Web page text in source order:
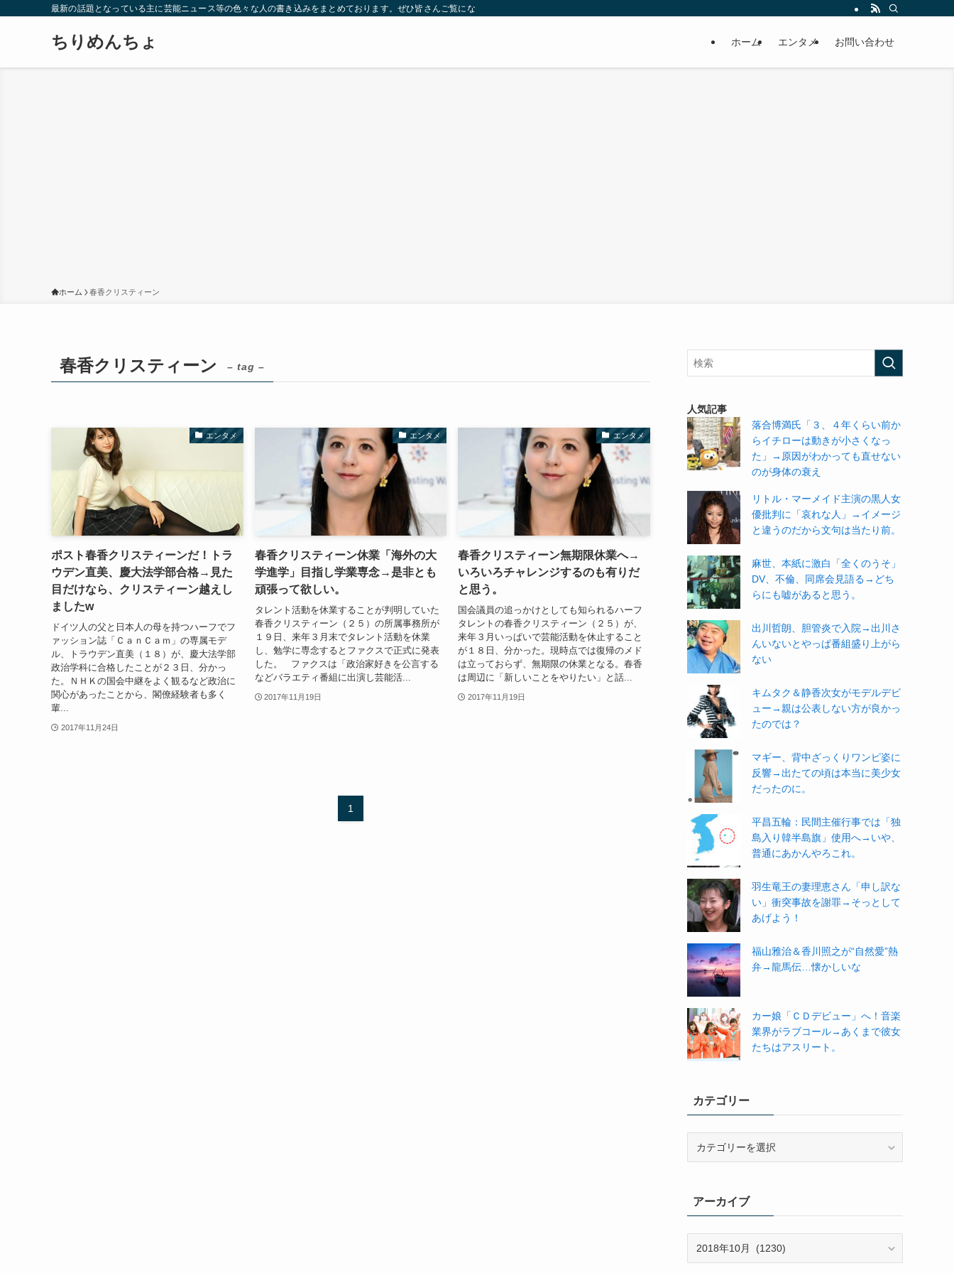
最新の話題となっている主に芸能ニュース等の色々な人の書き込みをまとめております。ぜひ皆さんご覧になっていってください。
ちりめんちょ ホーム エンタメ お問い合わせ
ホーム 春香クリスティーン
春香クリスティーン – tag –
エンタメ
ポスト春香クリスティーンだ！トラ
ウデン直美、慶大法学部合格→見た
目だけなら、クリスティーン越えし
ましたw
ドイツ人の父と日本人の母を持つハーフでフ
ァッション誌「ＣａｎＣａｍ」の専属モデ
ル、トラウデン直美（１８）が、慶大法学部
政治学科に合格したことが２３日、分かっ
た。ＮＨＫの国会中継をよく観るなど政治に
関心があったことから、閣僚経験者も多く
輩...
2017年11月24日
エンタメ
春香クリスティーン休業「海外の大
学進学」目指し学業専念→是非とも
頑張って欲しい。
タレント活動を休業することが判明していた
春香クリスティーン（２５）の所属事務所が
１９日、来年３月末でタレント活動を休業
し、勉学に専念するとファクスで正式に発表
した。 ファクスは「政治家好きを公言する
などバラエティ番組に出演し芸能活...
2017年11月19日
エンタメ
春香クリスティーン無期限休業へ→
いろいろチャレンジするのも有りだ
と思う。
国会議員の追っかけとしても知られるハーフ
タレントの春香クリスティーン（２５）が、
来年３月いっぱいで芸能活動を休止すること
が１８日、分かった。現時点では復帰のメド
は立っておらず、無期限の休業となる。春香
は周辺に「新しいことをやりたい」と話...
2017年11月19日
1
人気記事
落合博満氏「３、４年くらい前か
らイチローは動きが小さくなっ
た」→原因がわかっても直せない
のが身体の衰え
リトル・マーメイド主演の黒人女
優批判に「哀れな人」→イメージ
と違うのだから文句は当たり前。
麻世、本紙に激白「全くのうそ」
DV、不倫、同席会見語る→どち
らにも嘘があると思う。
出川哲朗、胆管炎で入院→出川さ
んいないとやっぱ番組盛り上がら
ない
キムタク＆静香次女がモデルデビ
ュー→親は公表しない方が良かっ
たのでは？
マギー、背中ざっくりワンピ姿に
反響→出たての頃は本当に美少女
だったのに。
平昌五輪：民間主催行事では「独
島入り韓半島旗」使用へ→いや、
普通にあかんやろこれ。
羽生竜王の妻理恵さん「申し訳な
い」衝突事故を謝罪→そっとして
あげよう！
福山雅治＆香川照之が“自然愛”熱
弁→龍馬伝…懐かしいな
カー娘「ＣＤデビュー」へ！音楽
業界がラブコール→あくまで彼女
たちはアスリート。
カテゴリー
ーアーカイブ